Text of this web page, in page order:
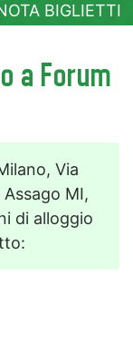
BIGLIETTI
a Forum
Via
MI,
di alloggio